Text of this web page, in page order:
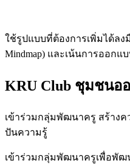
ใช้รูปแบบที่ต้องการเพิ่มได้ลง
Mindmap) และเน้นการออกแ
KRU Club ชุมชนอ
เข้าร่วมกลุ่มพัฒนาครู สร้างค
ปันความรู้
เข้าร่วมกลุ่มพัฒนาครูเพื่อพั